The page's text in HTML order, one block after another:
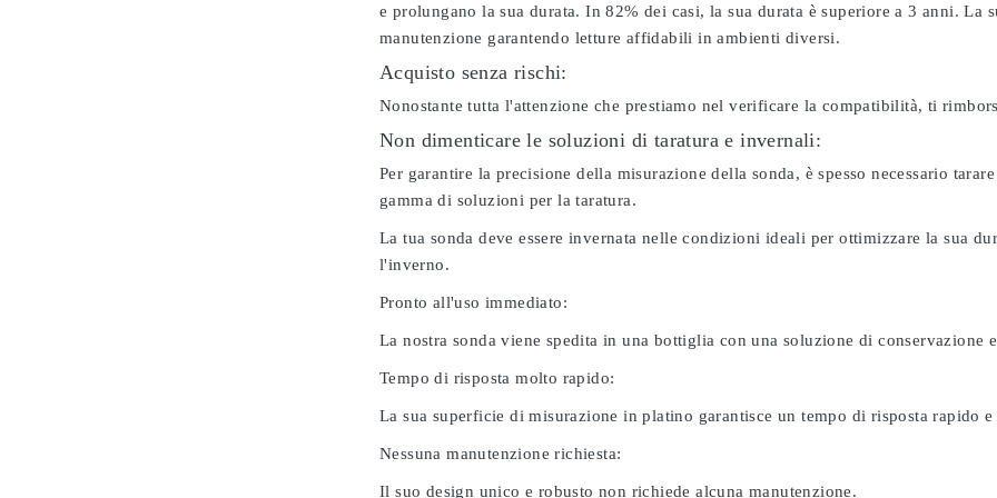
e prolungano la sua durata. In 82% dei casi, la sua durata è superiore a 3 anni.
manutenzione garantendo letture affidabili in ambienti diversi.
Acquisto senza rischi:
Nonostante tutta l'attenzione che prestiamo nel verificare la compatibilità, ti
Non dimenticare le soluzioni di taratura e invernali:
Per garantire la precisione della misurazione della sonda, è spesso necessario
gamma di soluzioni per la taratura.
La tua sonda deve essere invernata nelle condizioni ideali per ottimizzare la sua
l'inverno.
Pronto all'uso immediato:
La nostra sonda viene spedita in una bottiglia con una soluzione di conservazione
Tempo di risposta molto rapido:
La sua superficie di misurazione in platino garantisce un tempo di risposta rapido
Nessuna manutenzione richiesta:
Il suo design unico e robusto non richiede alcuna manutenzione.